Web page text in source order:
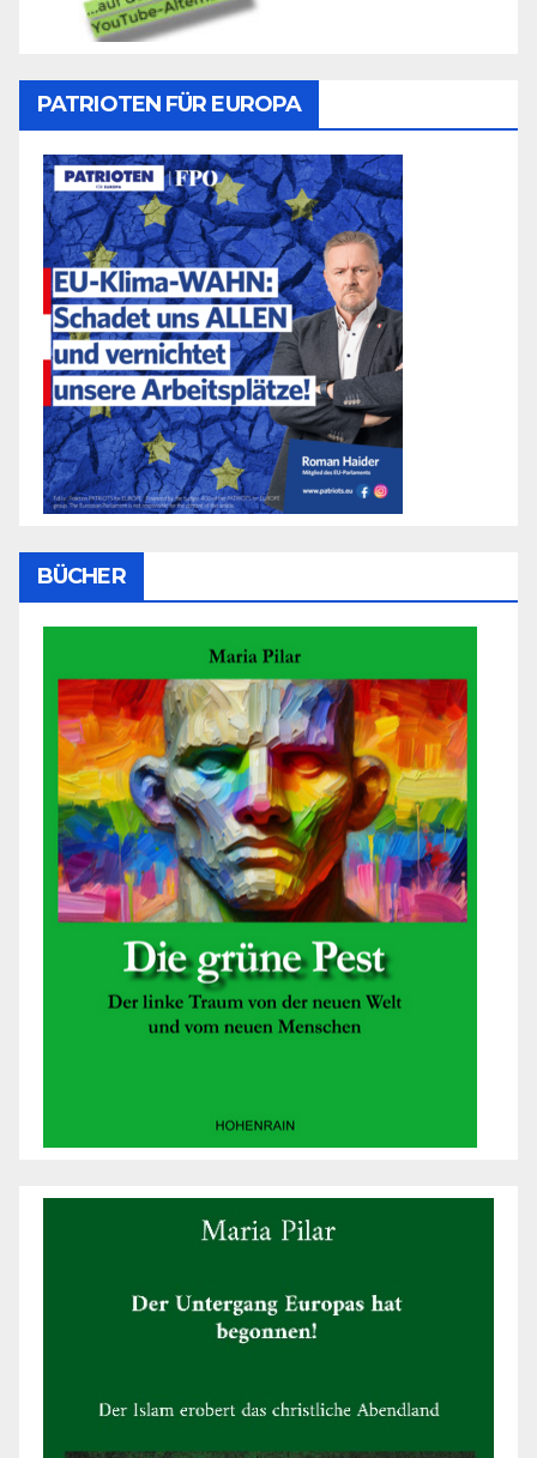
PATRIOTEN FÜR EUROPA
BÜCHER